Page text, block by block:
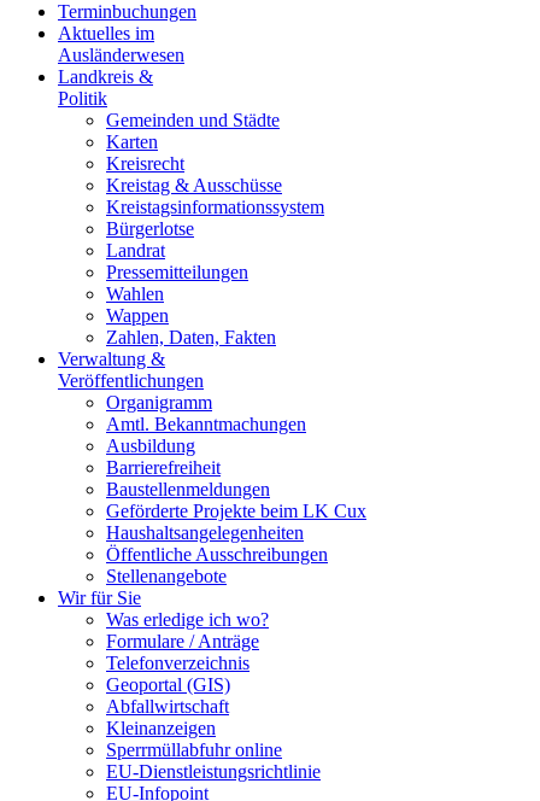
Terminbuchungen
Aktuelles im
Ausländerwesen
Landkreis &
Politik
Gemeinden und Städte
Karten
Kreisrecht
Kreistag & Ausschüsse
Kreistagsinformationssystem
Bürgerlotse
Landrat
Pressemitteilungen
Wahlen
Wappen
Zahlen, Daten, Fakten
Verwaltung &
Veröffentlichungen
Organigramm
Amtl. Bekanntmachungen
Ausbildung
Barrierefreiheit
Baustellenmeldungen
Geförderte Projekte beim LK Cux
Haushaltsangelegenheiten
Öffentliche Ausschreibungen
Stellenangebote
Wir für Sie
Was erledige ich wo?
Formulare / Anträge
Telefonverzeichnis
Geoportal (GIS)
Abfallwirtschaft
Kleinanzeigen
Sperrmüllabfuhr online
EU-Dienstleistungsrichtlinie
EU-Infopoint